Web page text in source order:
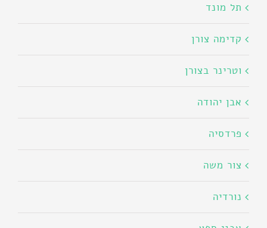
תל מונד
קדימה צורן
וטרינר בצורן
אבן יהודה
פרדסיה
צור משה
נורדיה